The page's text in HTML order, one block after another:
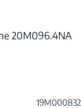
20M096.4NA
19M000832